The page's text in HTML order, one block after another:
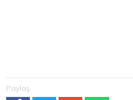
Paylaş